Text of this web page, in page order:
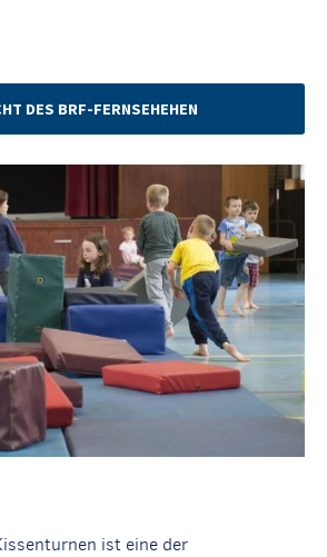
DES BRF-FERNSEHEHEN
ist eine der